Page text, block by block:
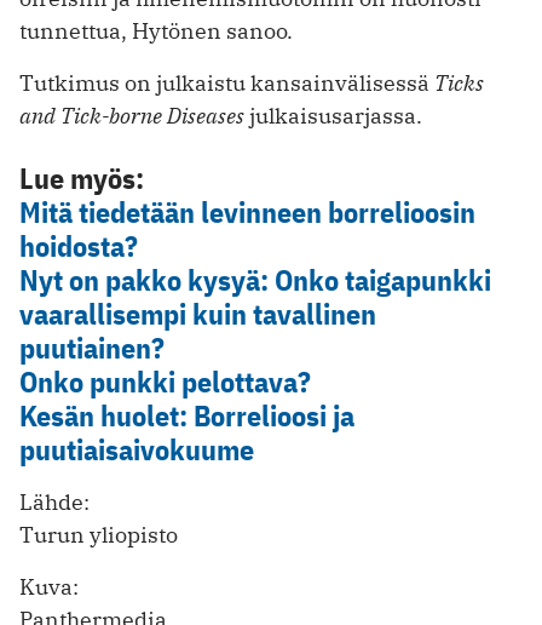
tunnettua, Hytönen sanoo.
Tutkimus on julkaistu kansainvälisessä Ticks
and Tick-borne Diseasesjulkaisusarjassa.
Lue myös:
Mitä tiedetään levinneen borrelioosin
hoidosta?
Nyt on pakko kysyä: Onko taigapunkki
vaarallisempi kuin tavallinen
puutiainen?
Onko punkki pelottava?
Kesän huolet: Borrelioosi ja
puutiaisaivokuume
Lähde:
Turun yliopisto
Kuva:
Panthermedia